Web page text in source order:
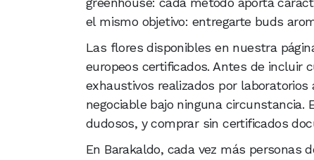
el mismo objetivo: entregarte buds
Las flores disponibles en nuestra
europeos certificados. Antes de incluir
exhaustivos realizados por
negociable bajo ninguna
dudosos, y comprar sin certificados
En Barakaldo, cada vez más personas